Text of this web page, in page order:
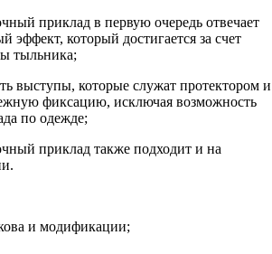
приклад в первую очередь отвечает
эффект, который достигается за счет
тыльника;
выступы, которые служат протектором и
фиксацию, исключая возможность
по одежде;
приклад также подходит и на
и модификации;